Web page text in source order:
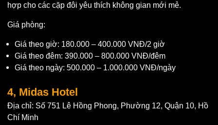
hợp cho các cặp đôi yêu thích không gian mới mẻ.
Giá phòng:
Giá theo giờ: 180.000 – 400.000 VNĐ/2 giờ
Giá theo đêm: 390.000 – 800.000 VNĐ/đêm
Giá theo ngày: 500.000 – 1.000.000 VNĐ/ngày
4, Midas Hotel
Địa chỉ: Số 751 Lê Hồng Phong, Phường 12, Quận 10, Hồ
Chí Minh